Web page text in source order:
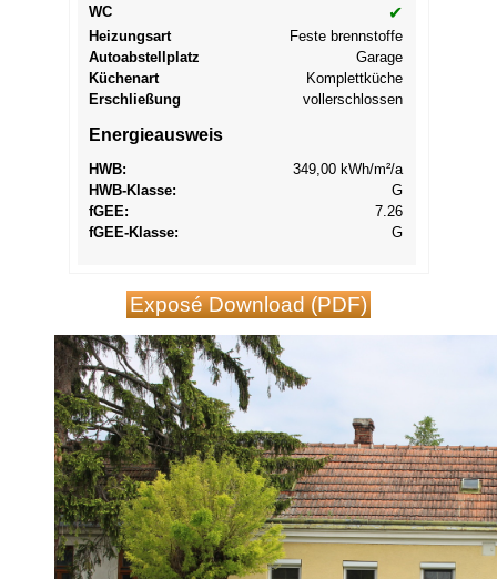
WC
✔
Heizungsart
Feste brennstoffe
Autoabstellplatz
Garage
Küchenart
Komplettküche
Erschließung
vollerschlossen
Energieausweis
HWB:
349,00 kWh/m²/a
HWB-Klasse:
G
fGEE:
7.26
fGEE-Klasse: G
Exposé Download (PDF)